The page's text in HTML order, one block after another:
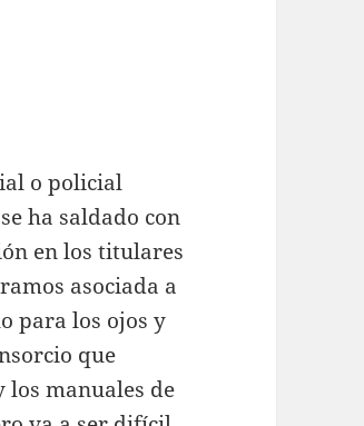
o policial
ha saldado con
en los titulares
asociada a
para los ojos y
que
los manuales de